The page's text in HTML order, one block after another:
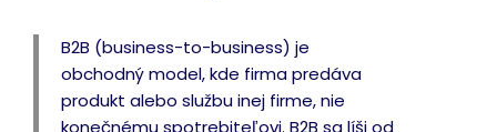
B2B (business-to-business) je
obchodný model, kde firma predáva
produkt alebo službu inej firme, nie
konečnému spotrebiteľovi. B2B sa líši od